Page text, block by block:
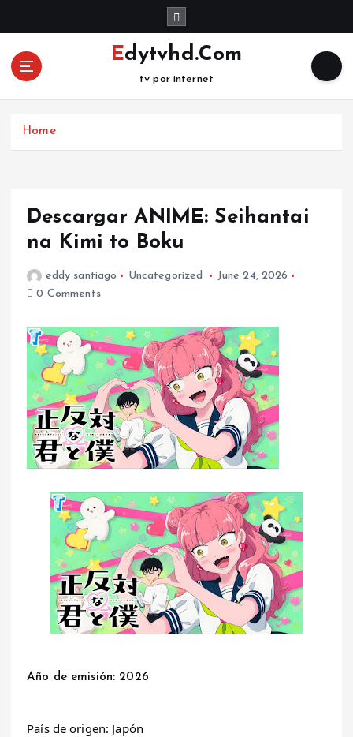
o
Edytvhd.Com
tv por internet
Home
Descargar ANIME: Seihantai
na Kimi to Boku
eddy santiago Uncategorized
June 24, 2026
0 Comments
Año de emisión: 2026
País de origen: Japón